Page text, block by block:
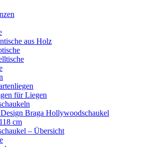
aus Holz
für Liegen
Braga Hollywoodschaukel
cm
– Übersicht